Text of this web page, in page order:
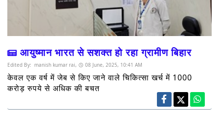
आयुष्मान भारत से सशक्त हो रहा ग्रामीण बिहार
Edited By: manish kumar rai, 08 June, 2025, 10:41 AM
केवल एक वर्ष में जेब से किए जाने वाले चिकित्सा खर्च में 1000
करोड़ रुपये से अधिक की बचत